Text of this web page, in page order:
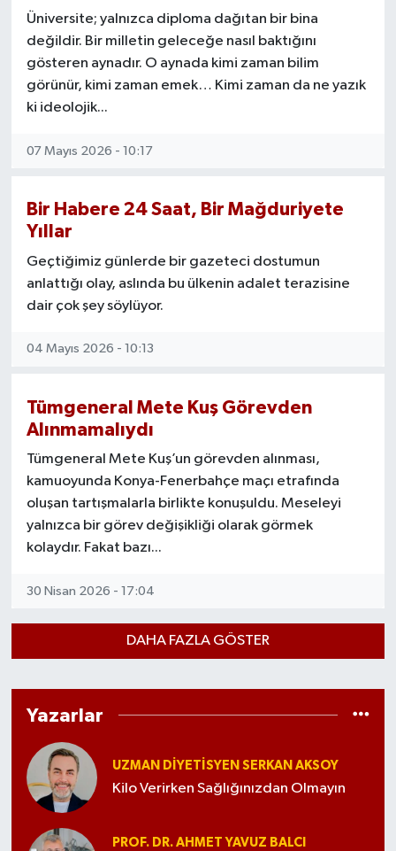
Üniversite; yalnızca diploma dağıtan bir bina
değildir. Bir milletin geleceğe nasıl baktığını
gösteren aynadır. O aynada kimi zaman bilim
görünür, kimi zaman emek… Kimi zaman da ne yazık
ki ideolojik...
07 Mayıs 2026 - 10:17
Bir Habere 24 Saat, Bir Mağduriyete
Yıllar
Geçtiğimiz günlerde bir gazeteci dostumun
anlattığı olay, aslında bu ülkenin adalet terazisine
dair çok şey söylüyor.
04 Mayıs 2026 - 10:13
Tümgeneral Mete Kuş Görevden
Alınmamalıydı
Tümgeneral Mete Kuş’un görevden alınması,
kamuoyunda Konya-Fenerbahçe maçı etrafında
oluşan tartışmalarla birlikte konuşuldu. Meseleyi
yalnızca bir görev değişikliği olarak görmek
kolaydır. Fakat bazı...
30 Nisan 2026 - 17:04
DAHA FAZLA GÖSTER
Yazarlar
UZMAN DIYETISYEN SERKAN AKSOY
Kilo Verirken Sağlığınızdan Olmayın
PROF. DR. AHMET YAVUZ BALCI